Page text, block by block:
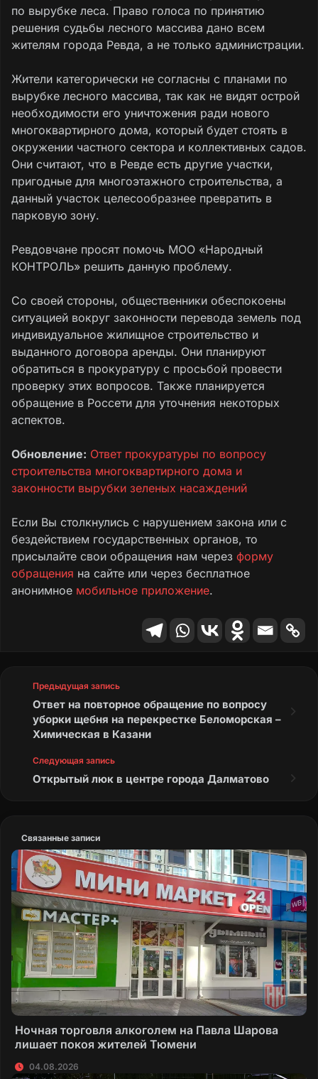
по вырубке леса. Право голоса по принятию
решения судьбы лесного массива дано всем
жителям города Ревда, а не только администрации.
Жители категорически не согласны с планами по
вырубке лесного массива, так как не видят острой
необходимости его уничтожения ради нового
многоквартирного дома, который будет стоять в
окружении частного сектора и коллективных садов.
Они считают, что в Ревде есть другие участки,
пригодные для многоэтажного строительства, а
данный участок целесообразнее превратить в
парковую зону.
Ревдовчане просят помочь МОО «Народный
КОНТРОЛЬ» решить данную проблему.
Со своей стороны, общественники обеспокоены
ситуацией вокруг законности перевода земель под
индивидуальное жилищное строительство и
выданного договора аренды. Они планируют
обратиться в прокуратуру с просьбой провести
проверку этих вопросов. Также планируется
обращение в Россети для уточнения некоторых
аспектов.
Обновление: Ответ прокуратуры по вопросу
строительства многоквартирного дома и
законности вырубки зеленых насаждений
Если Вы столкнулись с нарушением закона или с
бездействием государственных органов, то
присылайте свои обращения нам через форму
обращения на сайте или через бесплатное
анонимное мобильное приложение.
Предыдущая запись
Ответ на повторное обращение по вопросу
уборки щебня на перекрестке Беломорская –
Химическая в Казани
Следующая запись
Открытый люк в центре города Далматово
Связанные записи
Ночная торговля алкоголем на Павла Шарова
лишает покоя жителей Тюмени
04.08.2026